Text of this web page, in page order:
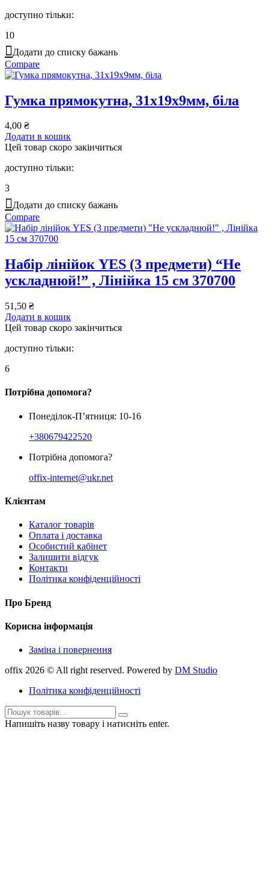
доступно тільки:
10
Додати до списку бажань
Compare
Гумка прямокутна, 31х19х9мм, біла
4,00 ₴
Додати в кошик
Цей товар скоро закінчиться
доступно тільки:
3
Додати до списку бажань
Compare
Набір лінійок YES (3 предмети) “Не
ускладнюй!” , Лінійка 15 см 370700
51,50 ₴
Додати в кошик
Цей товар скоро закінчиться
доступно тільки:
6
Потрібна допомога?
Понеділок-П’ятниця: 10-16
+380679422520
Потрібна допомога?
offix-internet@ukr.net
Клієнтам
Каталог товарів
Оплата і доставка
Особистий кабінет
Залишити відгук
Контакти
Політика конфіденційності
Про Бренд
Корисна інформація
Заміна і повернення
offix 2026 © All right reserved. Powered by DM Studio
Політика конфіденційності
Напишіть назву товару і натисніть enter.